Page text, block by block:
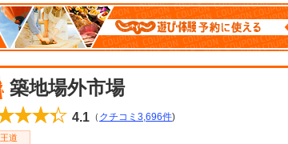
築地場外市場
4.1 （ クチコミ 3,696件)
王道